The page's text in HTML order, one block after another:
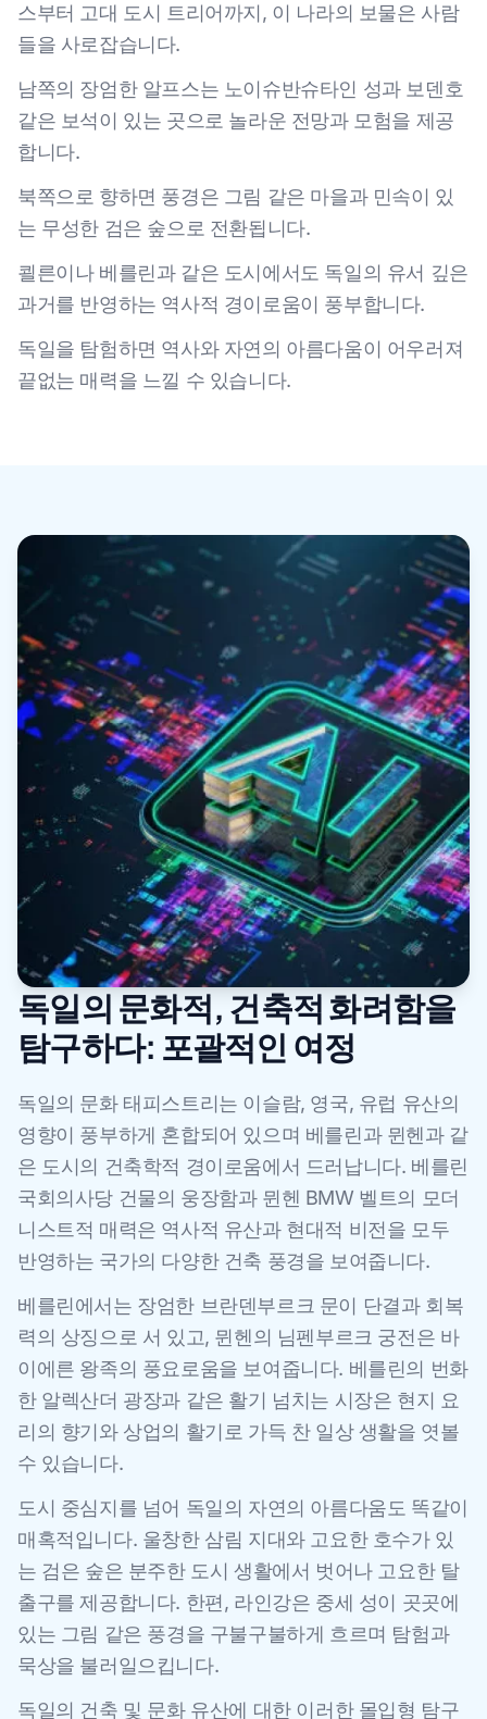
스부터 고대 도시 트리어까지, 이 나라의 보물은 사람
들을 사로잡습니다.
남쪽의 장엄한 알프스는 노이슈반슈타인 성과 보덴호
같은 보석이 있는 곳으로 놀라운 전망과 모험을 제공
합니다.
북쪽으로 향하면 풍경은 그림 같은 마을과 민속이 있
는 무성한 검은 숲으로 전환됩니다.
쾰른이나 베를린과 같은 도시에서도 독일의 유서 깊은
과거를 반영하는 역사적 경이로움이 풍부합니다.
독일을 탐험하면 역사와 자연의 아름다움이 어우러져
끝없는 매력을 느낄 수 있습니다.
독일의 문화적, 건축적 화려함을
탐구하다: 포괄적인 여정
독일의 문화 태피스트리는 이슬람, 영국, 유럽 유산의
영향이 풍부하게 혼합되어 있으며 베를린과 뮌헨과 같
은 도시의 건축학적 경이로움에서 드러납니다. 베를린
국회의사당 건물의 웅장함과 뮌헨 BMW 벨트의 모더
니스트적 매력은 역사적 유산과 현대적 비전을 모두
반영하는 국가의 다양한 건축 풍경을 보여줍니다.
베를린에서는 장엄한 브란덴부르크 문이 단결과 회복
력의 상징으로 서 있고, 뮌헨의 님펜부르크 궁전은 바
이에른 왕족의 풍요로움을 보여줍니다. 베를린의 번화
한 알렉산더 광장과 같은 활기 넘치는 시장은 현지 요
리의 향기와 상업의 활기로 가득 찬 일상 생활을 엿볼
수 있습니다.
도시 중심지를 넘어 독일의 자연의 아름다움도 똑같이
매혹적입니다. 울창한 삼림 지대와 고요한 호수가 있
는 검은 숲은 분주한 도시 생활에서 벗어나 고요한 탈
출구를 제공합니다. 한편, 라인강은 중세 성이 곳곳에
있는 그림 같은 풍경을 구불구불하게 흐르며 탐험과
묵상을 불러일으킵니다.
독일의 건축 및 문화 유산에 대한 이러한 몰입형 탐구